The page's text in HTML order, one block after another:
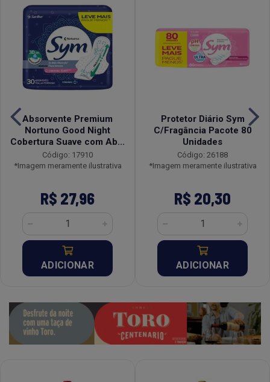
Absorvente Premium
Nortuno Good Night
Cobertura Suave com Ab...
Código: 17910
*Imagem meramente ilustrativa
R$ 27,96
ADICIONAR
Protetor Diário Sym
C/Fragância Pacote 80
Unidades
Código: 26188
*Imagem meramente ilustrativa
R$ 20,30
ADICIONAR